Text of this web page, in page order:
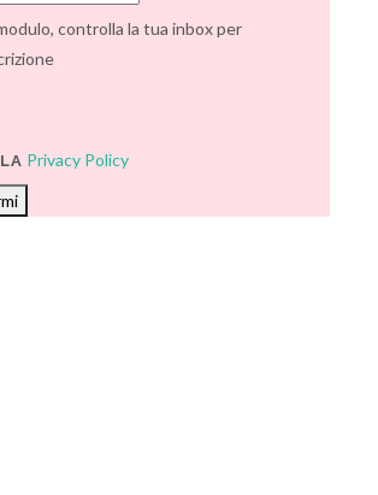
controlla la tua inbox per
Privacy Policy